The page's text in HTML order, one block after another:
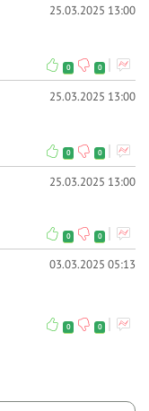
25.03.2025 13:00
0 0
25.03.2025 13:00
0 0
25.03.2025 13:00
0 0
03.03.2025 05:13
0 0